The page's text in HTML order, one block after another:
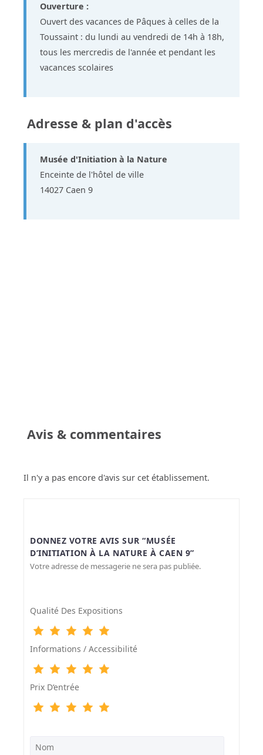
Ouverture :
Ouvert des vacances de Pâques à celles de la
Toussaint : du lundi au vendredi de 14h à 18h,
tous les mercredis de l'année et pendant les
vacances scolaires
Adresse & plan d'accès
Musée d'Initiation à la Nature
Enceinte de l'hôtel de ville
14027 Caen 9
Avis & commentaires
Il n'y a pas encore d'avis sur cet établissement.
DONNEZ VOTRE AVIS SUR “MUSÉE
D’INITIATION À LA NATURE À CAEN 9”
Votre adresse de messagerie ne sera pas publiée.
Qualité Des Expositions
Informations / Accessibilité
Prix D‘entrée